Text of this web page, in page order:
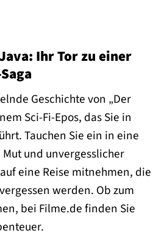
Ihr Tor zu einer
Geschichte von „Der
Sci-Fi-Epos, das Sie in
Tauchen Sie ein in eine
und unvergesslicher
eine Reise mitnehmen, die
werden. Ob zum
bei Filme.de finden Sie